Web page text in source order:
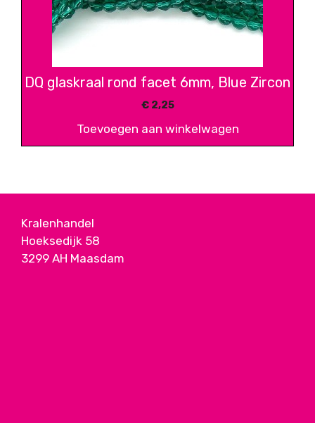
DQ glaskraal rond facet 6mm, Blue Zircon
€2,25
Toevoegen aan winkelwagen
Kralenhandel
Hoeksedijk 58
3299 AH Maasdam